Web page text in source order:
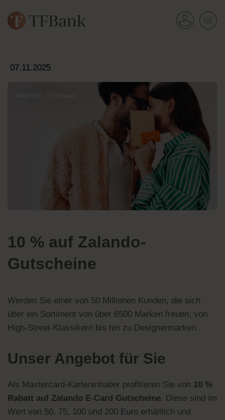
07.11.2025
10 % auf Zalando-
Gutscheine
Werden Sie einer von 50 Millionen Kunden, die sich
über ein Sortiment von über 6500 Marken freuen, von
High-Street-Klassikern bis hin zu Designermarken.
Unser Angebot für Sie
Als Mastercard-Karteninhaber profitieren Sie von 10 %
Rabatt auf Zalando E-Card Gutscheine. Diese sind im
Wert von 50, 75, 100 und 200 Euro erhältlich und